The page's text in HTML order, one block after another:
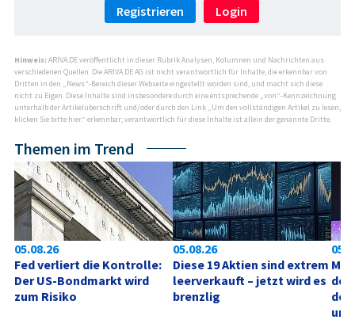
Registrieren
Login
Hinweis:ARIVA.DE veröffentlicht in dieser Rubrik Analysen, Kolumnen und Nachrichten aus
verschiedenen Quellen. Die ARIVA.DE AG ist nicht verantwortlich für Inhalte, die erkennbar von
Dritten in den „News“-Bereich dieser Webseite eingestellt worden sind, und macht sich diese
nicht zu Eigen. Diese Inhalte sind insbesondere durch eine entsprechende „von“-Kennzeichnung
unterhalb der Artikelüberschrift und/oder durch den Link „Um den vollständigen Artikel zu lesen,
klicken Sie bitte hier.“ erkennbar; verantwortlich für diese Inhalte ist allein der genannte Dritte.
Themen im Trend
05.08.26
Fed verliert die Kontrolle:
Der US-Bondmarkt wird
zum Risiko
05.08.26
Diese 19 Aktien sind extrem
leerverkauft – jetzt wird es
brenzlig
der